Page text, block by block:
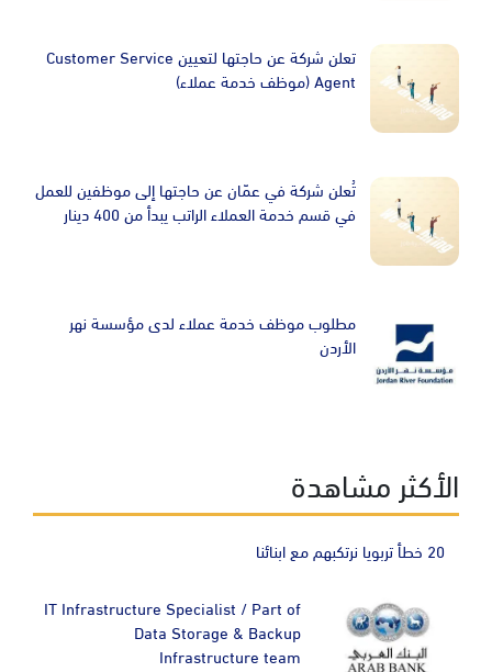
Image تعلن شركة عن حاجتها لتعيين Customer Service
Agent (موظف خدمة عملاء)
Image تُعلن شركة في عمّان عن حاجتها إلى موظفين للعمل
في قسم خدمة العملاء الراتب يبدأ من 400 دينار
مطلوب موظف خدمة عملاء لدى مؤسسة نهر
الأردن
الأكثر مشاهدة
20 خطأ تربويا نرتكبهم مع ابنائنا
IT Infrastructure Specialist / Part of
Data Storage & Backup
Infrastructure team